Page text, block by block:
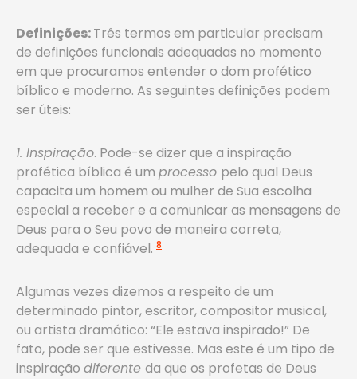
Definições:Três termos em particular precisam
de definições funcionais adequadas no momento
em que procuramos entender o dom profético
bíblico e moderno. As seguintes definições podem
ser úteis:
1. Inspiração. Pode-se dizer que a inspiração
profética bíblica é um processo pelo qual Deus
capacita um homem ou mulher de Sua escolha
especial a receber e a comunicar as mensagens de
Deus para o Seu povo de maneira correta,
adequada e confiável. 8
Algumas vezes dizemos a respeito de um
determinado pintor, escritor, compositor musical,
ou artista dramático: “Ele estava inspirado!” De
fato, pode ser que estivesse. Mas este é um tipo de
inspiração diferente da que os profetas de Deus